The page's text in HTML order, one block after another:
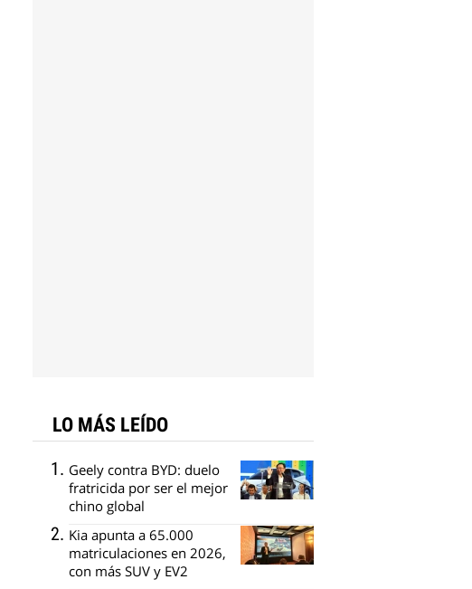
LO MÁS LEÍDO
Geely contra BYD: duelo
fratricida por ser el mejor
chino global
Kia apunta a 65.000
matriculaciones en 2026,
con más SUV y EV2